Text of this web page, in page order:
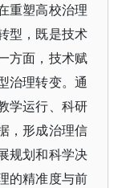
重塑高校治理
型，既是技术
方面，技术赋
治理转变。通
学运行、科研
，形成治理信
规划和科学决
的精准度与前